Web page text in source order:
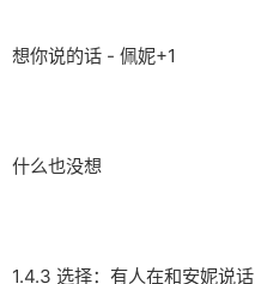
想你说的话 - 佩妮+1
什么也没想
1.4.3 选择：有人在和安妮说话